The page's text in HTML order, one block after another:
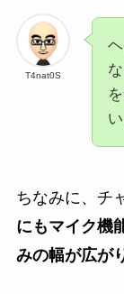
T4nat0S
い
ちなみに、チ
にもマイク機
みの幅が広が